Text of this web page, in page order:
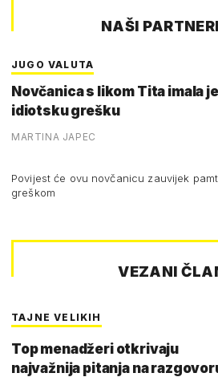
NAŠI
JUGO VALUTA
Novčanica s likom Tita imala je
idiotsku grešku
MARTINA JAPEC
Povijest će ovu novčanicu zauvijek
greškom
VEZANI
TAJNE VELIKIH
Top menadžeri otkrivaju
najvažnija pitanja na